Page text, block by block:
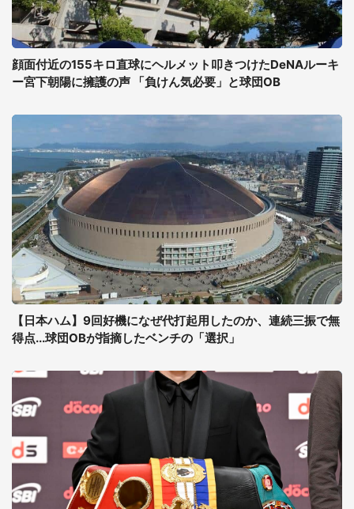
顔面付近の155キロ直球にヘルメット叩きつけたDeNAルーキ
ー宮下朝陽に擁護の声 「負けん気必要」と球団OB
【日本ハム】9回好機になぜ代打起用したのか、連続三振で無
得点...球団OBが指摘したベンチの「選択」